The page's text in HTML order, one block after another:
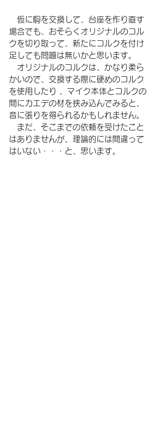
仮に駒を交換して、台座を作り直す
場合でも、おそらくオリジナルのコル
クを切り取って、新たにコルクを付け
足しても問題は無いかと思います。
オリジナルのコルクは、かなり柔ら
かいので、交換する際に硬めのコルク
を使用したり 、マイク本体とコルクの
間にカエデの材を挟み込んでみると、
音に張りを得られるかもしれません。
まだ、そこまでの依頼を受けたこと
はありませんが、理論的には間違って
はいない・・・と、思います。